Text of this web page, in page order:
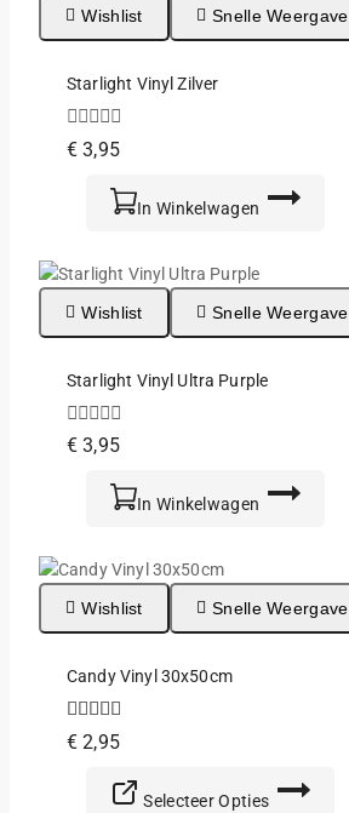
Wishlist Snelle Weergave
Starlight Vinyl Zilver
0
van
€ 3,95
In Winkelwagen
Wishlist Snelle Weergave
Starlight Vinyl Ultra Purple
0
van
€ 3,95
In Winkelwagen
Wishlist Snelle Weergave
Candy Vinyl 30x50cm
5.00
van de 5
€ 2,95
Selecteer Opties